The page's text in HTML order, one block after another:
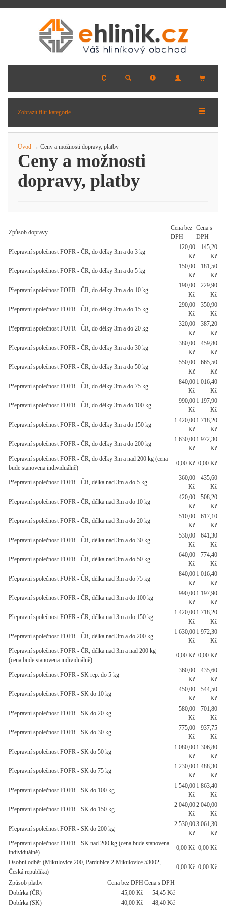
Zobrazit filtr kategorie
Úvod → Ceny a možnosti dopravy, platby
Ceny a možnosti
dopravy, platby
Způsob dopravy
Cena bez
DPH
Cena s
DPH
Přepravní společnost FOFR - ČR, do délky 3m a do 3 kg
120,00
Kč
145,20
Kč
Přepravní společnost FOFR - ČR, do délky 3m a do 5 kg
150,00
Kč
181,50
Kč
Přepravní společnost FOFR - ČR, do délky 3m a do 10 kg
190,00
Kč
229,90
Kč
Přepravní společnost FOFR - ČR, do délky 3m a do 15 kg
290,00
Kč
350,90
Kč
Přepravní společnost FOFR - ČR, do délky 3m a do 20 kg
320,00
Kč
387,20
Kč
Přepravní společnost FOFR - ČR, do délky 3m a do 30 kg
380,00
Kč
459,80
Kč
Přepravní společnost FOFR - ČR, do délky 3m a do 50 kg
550,00
Kč
665,50
Kč
Přepravní společnost FOFR - ČR, do délky 3m a do 75 kg
840,00
Kč
1 016,40
Kč
Přepravní společnost FOFR - ČR, do délky 3m a do 100 kg
990,00
Kč
1 197,90
Kč
Přepravní společnost FOFR - ČR, do délky 3m a do 150 kg
1 420,00
Kč
1 718,20
Kč
Přepravní společnost FOFR - ČR, do délky 3m a do 200 kg
1 630,00
Kč
1 972,30
Kč
Přepravní společnost FOFR - ČR, do délky 3m a nad 200 kg (cena
bude stanovena individuálně)
0,00 Kč 0,00 Kč
Přepravní společnost FOFR - ČR, délka nad 3m a do 5 kg
360,00
Kč
435,60
Kč
Přepravní společnost FOFR - ČR, délka nad 3m a do 10 kg
420,00
Kč
508,20
Kč
Přepravní společnost FOFR - ČR, délka nad 3m a do 20 kg
510,00
Kč
617,10
Kč
Přepravní společnost FOFR - ČR, délka nad 3m a do 30 kg
530,00
Kč
641,30
Kč
Přepravní společnost FOFR - ČR, délka nad 3m a do 50 kg
640,00
Kč
774,40
Kč
Přepravní společnost FOFR - ČR, délka nad 3m a do 75 kg
840,00
Kč
1 016,40
Kč
Přepravní společnost FOFR - ČR, délka nad 3m a do 100 kg
990,00
Kč
1 197,90
Kč
Přepravní společnost FOFR - ČR, délka nad 3m a do 150 kg
1 420,00
Kč
1 718,20
Kč
Přepravní společnost FOFR - ČR, délka nad 3m a do 200 kg
1 630,00
Kč
1 972,30
Kč
Přepravní společnost FOFR - ČR, délka nad 3m a nad 200 kg
(cena bude stanovena individuálně)
0,00 Kč 0,00 Kč
Přepravní společnost FOFR - SK rep. do 5 kg
360,00
Kč
435,60
Kč
Přepravní společnost FOFR - SK do 10 kg
450,00
Kč
544,50
Kč
Přepravní společnost FOFR - SK do 20 kg
580,00
Kč
701,80
Kč
Přepravní společnost FOFR - SK do 30 kg
775,00
Kč
937,75
Kč
Přepravní společnost FOFR - SK do 50 kg
1 080,00
Kč
1 306,80
Kč
Přepravní společnost FOFR - SK do 75 kg
1 230,00
Kč
1 488,30
Kč
Přepravní společnost FOFR - SK do 100 kg
1 540,00
Kč
1 863,40
Kč
Přepravní společnost FOFR - SK do 150 kg
2 040,00
Kč
2 040,00
Kč
Přepravní společnost FOFR - SK do 200 kg
2 530,00
Kč
3 061,30
Kč
Přepravní společnost FOFR - SK nad 200 kg (cena bude stanovena
individuálně)
0,00 Kč 0,00 Kč
Osobní odběr (Mikulovice 200, Pardubice 2 Mikulovice 53002,
Česká republika)
0,00 Kč 0,00 Kč
Způsob platby Cena bez DPH Cena s DPH
Dobírka (ČR)
45,00 Kč
54,45 Kč
Dobírka (SK)
40,00 Kč 48,40 Kč